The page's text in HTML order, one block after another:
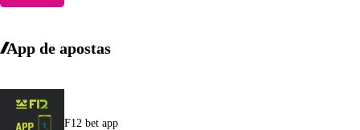
App de apostas
F12 bet app